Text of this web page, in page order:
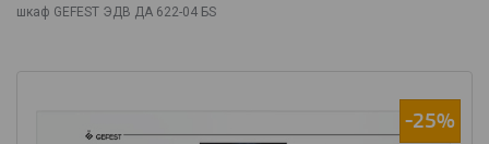
шкаф GEFEST ЭДВ ДА 622-04 БS
-25%